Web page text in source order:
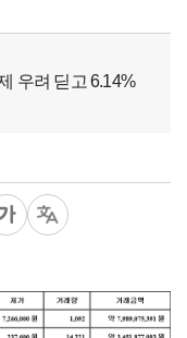
우려 딛고 6.14%